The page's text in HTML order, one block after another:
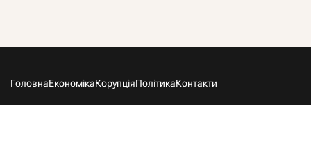
ГоловнаЕкономікаКорупціяПолітикаКонтакти